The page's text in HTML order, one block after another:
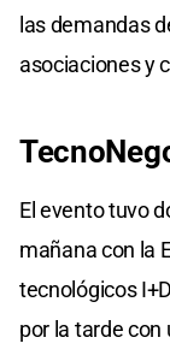
las demandas
asociaciones y
El evento tuvo
mañana con la
tecnológicos
por la tarde con